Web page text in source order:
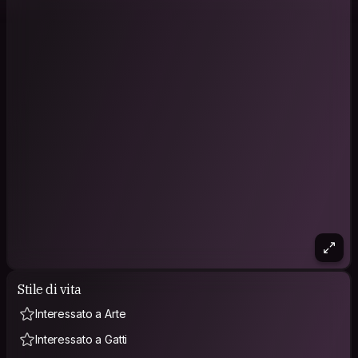
Stile di vita
Interessato a Arte
Interessato a Gatti